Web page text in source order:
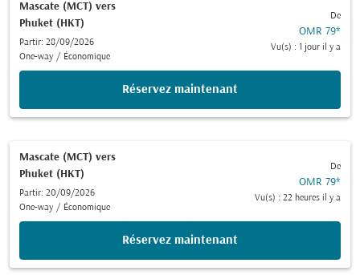
Mascate (MCT) vers
Phuket (HKT)
Partir: 28/09/2026
One-way / Économique
De
OMR 79*
Vu(s) : 1 jour il y a
Réservez maintenant
Mascate (MCT) vers
Phuket (HKT)
Partir: 20/09/2026
One-way / Économique
De
OMR 79*
Vu(s) : 22 heures il y a
Réservez maintenant